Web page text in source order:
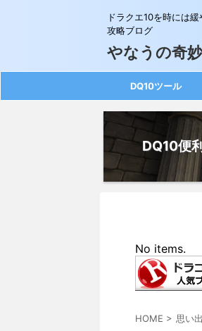
ドラクエ10を時には
攻略ブログ
やなうの奇
DQ10ツール
DQ10便
No items.
HOME > 思い出